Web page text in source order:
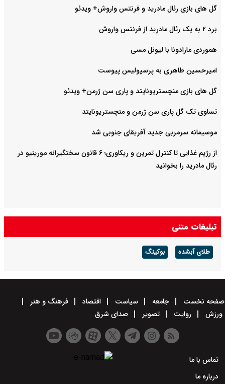
گل های بازی رئال مادرید و فرنتس واروش+ ویدئو
برد ۲ به یک رئال مادرید از فرنتس واروش
هموردی مارادونا با لیونل مسی
امیرحسین طاهری به پرسپولیس پیوست
گل های بازی منچستریونایتد و پاری سن ژرمن+ ویدئو
تساوی تک گل پاری سن ژرمن و منچستریونایتد
موسیمانه سرمربی جدید آفریقای جنوبی شد
از رژیم غذایی تا کنترل تمرین و ریکاوری؛ ۶ قانون سختگیرانه مورینیو در
رئال مادرید را بخوانید
تبلیغات متنی
طلای آبشده بوکینگ
صفحه نخست جامعه سیاست اقتصاد
فرهنگ و هنر
ورزش
روایت تصویر صدای شرق
تماس با ما
درباره ما